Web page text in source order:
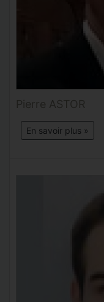
Pierre ASTOR
En savoir plus »